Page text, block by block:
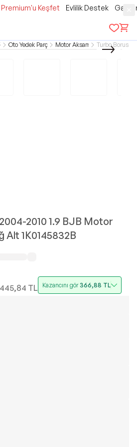
Premium'u Keşfet Evlilik Destek
Oto Yedek Parça Motor Aksamı Turbo Borusu
2010 1.9 BJB Motor
Alt 1K0145832B
TL Kazancını gör366,88 TL